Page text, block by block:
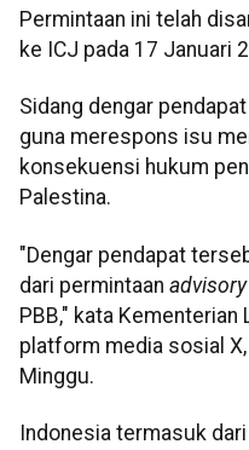
Permintaan ini telah
ke ICJ pada 17 Januari
Sidang dengar
guna merespons isu
konsekuensi hukum
Palestina.
"Dengar pendapat
dari permintaan
PBB," kata Kementerian
platform media sosial
Minggu.
Indonesia termasuk